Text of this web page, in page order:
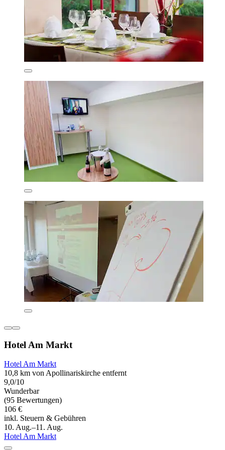
Hotel Am Markt
Hotel Am Markt
10,8 km von Apollinariskirche entfernt
9,0/10
Wunderbar
(95 Bewertungen)
106 €
inkl. Steuern & Gebühren
10. Aug.–11. Aug.
Hotel Am Markt